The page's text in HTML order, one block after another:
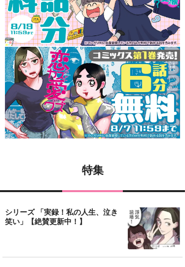
特集
シリーズ 「実録！私の人生、泣き
笑い」【絶賛更新中！】